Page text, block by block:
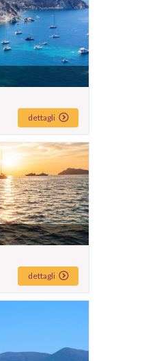
dettagli
dettagli